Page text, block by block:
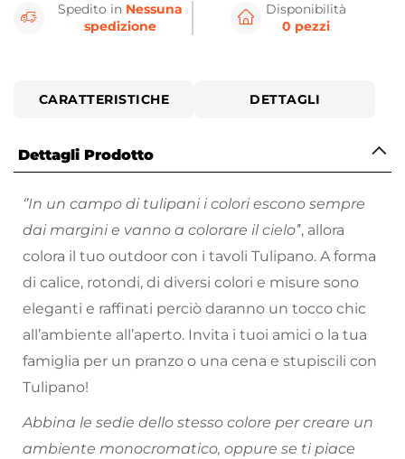
Spedito in Nessuna
spedizione
Disponibilità
0 pezzi
CARATTERISTICHE DETTAGLI
Dettagli Prodotto
‘’In un campo di tulipani i colori escono sempre
dai margini e vanno a colorare il cielo’’, allora
colora il tuo outdoor con i tavoli Tulipano. A forma
di calice, rotondi, di diversi colori e misure sono
eleganti e raffinati perciò daranno un tocco chic
all’ambiente all’aperto. Invita i tuoi amici o la tua
famiglia per un pranzo o una cena e stupiscili con
Tulipano!
Abbina le sedie dello stesso colore per creare un
ambiente monocromatico, oppure se ti piace